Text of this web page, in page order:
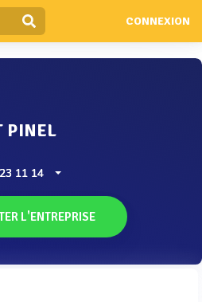
CONNEXION
PINEL
11 14
L'ENTREPRISE